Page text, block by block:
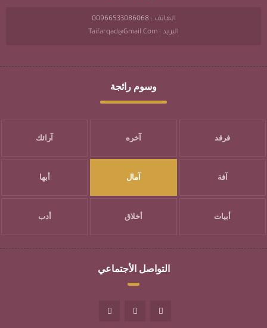
الهاتف : 00966533086068
البريد : Taifarqad@gmail.com
وسوم رائجة
فرقد آخره آرائك
آفة آمال أبها
أبيات أخلاق أدب
التواصل الأجتماعي